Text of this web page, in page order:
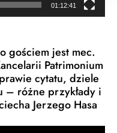
01:12:41
gościem jest mec.
Patrimonium
cytatu, dziele
– różne przykłady i
Jerzego Hasa